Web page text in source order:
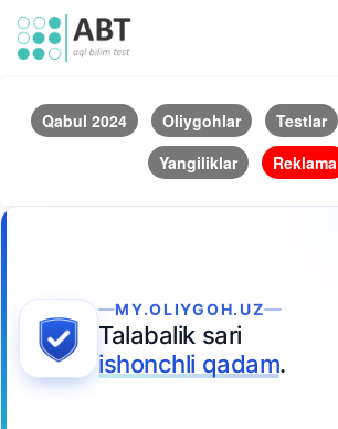
Qabul 2024 Oliygohlar Testlar
Yangiliklar
Reklama
MY.OLIYGOH.UZ
Talabalik sari
ishonchli qadam.